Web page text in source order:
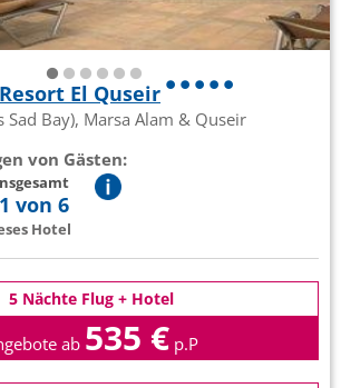
El Quseir
Sad Bay), Marsa Alam & Quseir
von Gästen:
von 6
Hotel
5 Nächte Flug + Hotel
ab 535 € p.P